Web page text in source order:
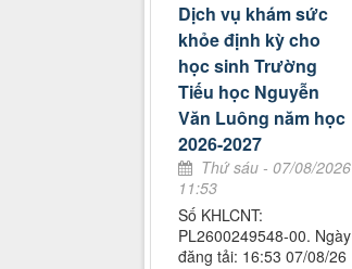
Dịch vụ khám sức
khỏe định kỳ cho
học sinh Trường
Tiếu học Nguyễn
Văn Luông năm học
2026-2027
Thứ sáu - 07/08/2026
11:53
Số KHLCNT:
PL2600249548-00. Ngày
đăng tải: 16:53 07/08/26